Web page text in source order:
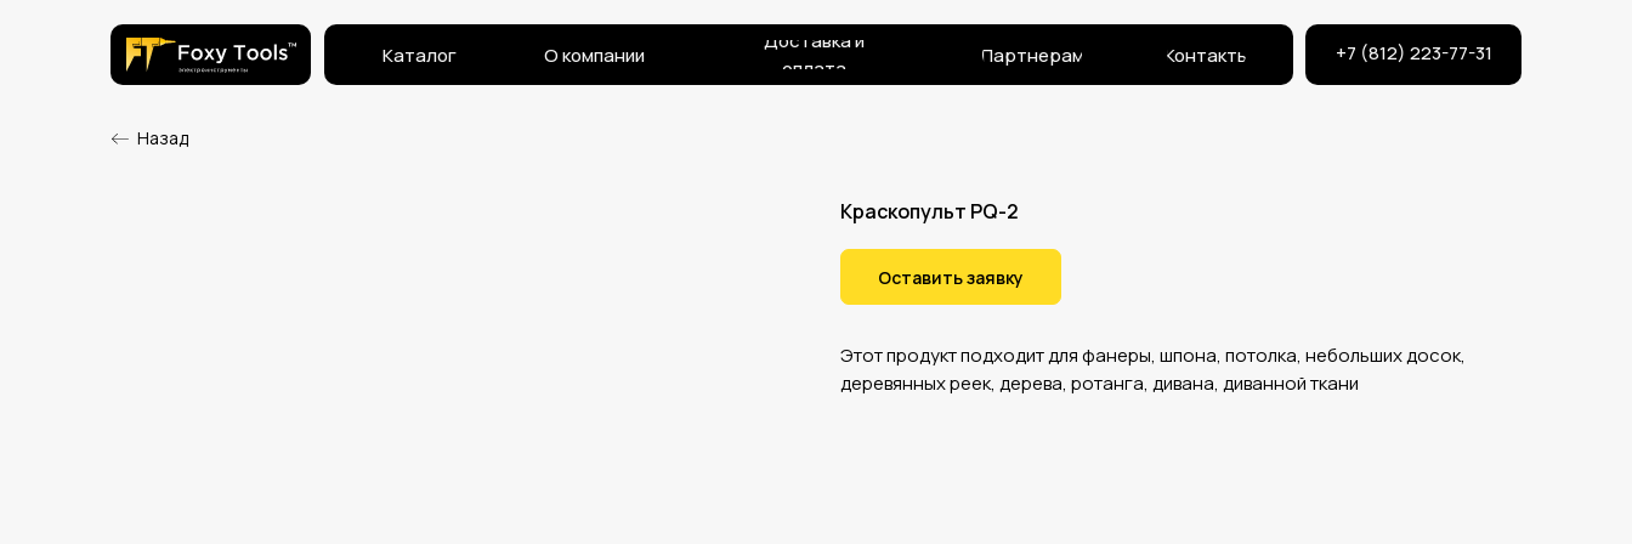
+7 (812) 223-77-31
Каталог О компании
Доставка и
оплата
Партнерам Контакты
Назад
Краскопульт PQ-2
Оставить заявку
Этот продукт подходит для фанеры, шпона, потолка, небольших досок,
деревянных реек, дерева, ротанга, дивана, диванной ткани